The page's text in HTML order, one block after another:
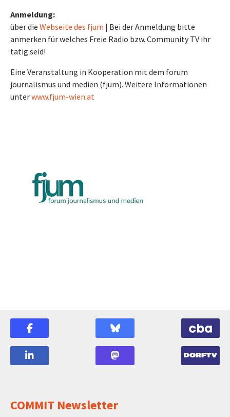
Anmeldung:
über die Webseite des fjum | Bei der Anmeldung bitte
anmerken für welches Freie Radio bzw. Community TV ihr
tätig seid!
Eine Veranstaltung in Kooperation mit dem forum
journalismus und medien (fjum). Weitere Informationen
unterwww.fjum-wien.at
COMMIT Newsletter